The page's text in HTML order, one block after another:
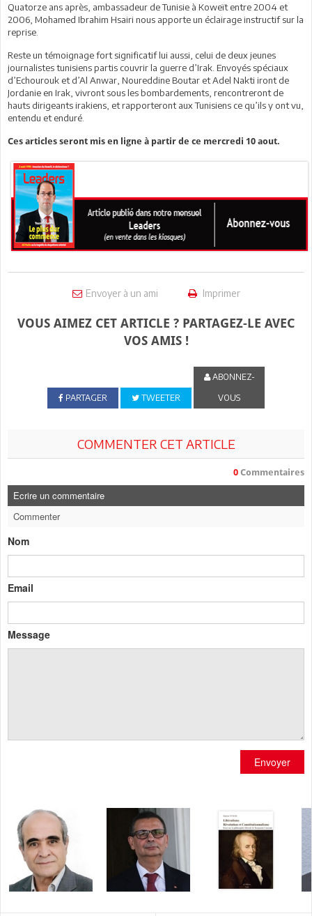
Quatorze ans après, ambassadeur de Tunisie à Koweït entre 2004 et
2006, Mohamed Ibrahim Hsairi nous apporte un éclairage instructif sur la
reprise.
Reste un témoignage fort significatif lui aussi, celui de deux jeunes
journalistes tunisiens partis couvrir la guerre d’Irak. Envoyés spéciaux
d’Echourouk et d’Al Anwar, Noureddine Boutar et Adel Nakti iront de
Jordanie en Irak, vivront sous les bombardements, rencontreront de
hauts dirigeants irakiens, et rapporteront aux Tunisiens ce qu’ils y ont vu,
entendu et enduré.
Ces articles seront mis en ligne à partir de ce mercredi 10 aout.
Envoyer à un ami Imprimer
VOUS AIMEZ CET ARTICLE ? PARTAGEZ-LE AVEC
VOS AMIS !
PARTAGER TWEETER
ABONNEZ-
VOUS
COMMENTER CET ARTICLE
0 Commentaires
Ecrire un commentaire
Commenter
Nom
Email
Message
Envoyer